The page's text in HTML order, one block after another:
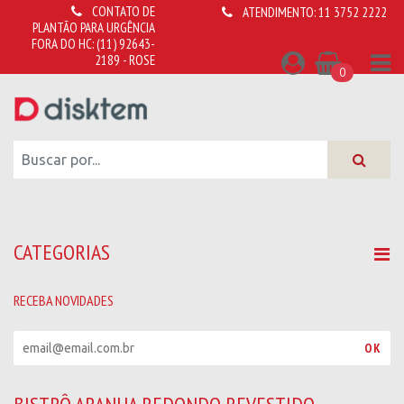
CONTATO DE
PLANTÃO PARA URGÊNCIA
FORA DO HC:(11) 92643-
2189 - ROSE
ATENDIMENTO:11 3752 2222
0
CATEGORIAS
RECEBA NOVIDADES
OK